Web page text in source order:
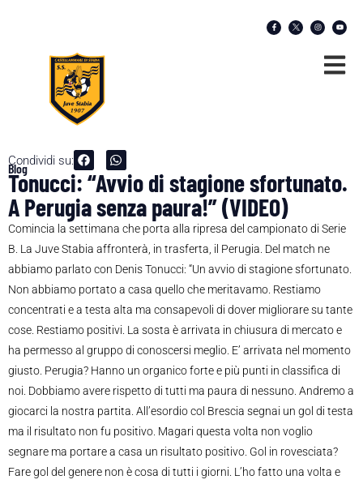
Condividi su:
Blog
Tonucci: “Avvio di stagione sfortunato.
A Perugia senza paura!” (VIDEO)
Comincia la settimana che porta alla ripresa del campionato di Serie
B. La Juve Stabia affronterà, in trasferta, il Perugia. Del match ne
abbiamo parlato con Denis Tonucci: “Un avvio di stagione sfortunato.
Non abbiamo portato a casa quello che meritavamo. Restiamo
concentrati e a testa alta ma consapevoli di dover migliorare su tante
cose. Restiamo positivi. La sosta è arrivata in chiusura di mercato e
ha permesso al gruppo di conoscersi meglio. E’ arrivata nel momento
giusto. Perugia? Hanno un organico forte e più punti in classifica di
noi. Dobbiamo avere rispetto di tutti ma paura di nessuno. Andremo a
giocarci la nostra partita. All’esordio col Brescia segnai un gol di testa
ma il risultato non fu positivo. Magari questa volta non voglio
segnare ma portare a casa un risultato positivo. Gol in rovesciata?
Fare gol del genere non è cosa di tutti i giorni. L’ho fatto una volta e